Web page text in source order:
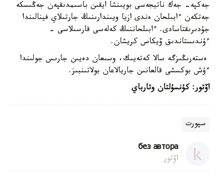
جەكپە- جەك ناتيجەسى بويىنشا ايقىن باسىمدىقپەن جەڭىسكە
جەتكەن ءابىلحان ەندى ازيا ويىندارىنىڭ جارتىلاي فينالىندا
جۇدىرىقتاسادى. ءابىلحاننىڭ كەلەسى قارسىلاسى -
ءۇندىستاندىق ۆيكاس كريشان.
ەستەرىڭىزگە سالا كەتەيىك، وسىعان دەيىن جارىس جولىندا
ءۇش بوكسشى قالعانىن جاريالاعان بولاتىنبىز.
اۆتور: كۇنسۇلتان وتارباي
سپورت
без автора
اۆتور